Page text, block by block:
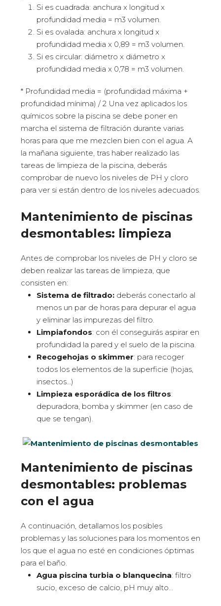
Si es cuadrada: anchura x longitud x
profundidad media = m3 volumen.
Si es ovalada: anchura x longitud x
profundidad media x 0,89 = m3 volumen.
Si es circular: diámetro x diámetro x
profundidad media x 0,78 = m3 volumen.
* Profundidad media = (profundidad máxima +
profundidad mínima) / 2 Una vez aplicados los
químicos sobre la piscina se debe poner en
marcha el sistema de filtración durante varias
horas para que me mezclen bien con el agua. A
la mañana siguiente, tras haber realizado las
tareas de limpieza de la piscina, deberás
comprobar de nuevo los niveles de PH y cloro
para ver si están dentro de los niveles adecuados.
Mantenimiento de piscinas
desmontables: limpieza
Antes de comprobar los niveles de PH y cloro se
deben realizar las tareas de limpieza, que
consisten en:
Sistema de filtrado: deberás conectarlo al
menos un par de horas para depurar el agua
y eliminar las impurezas del filtro.
Limpiafondos: con él conseguirás aspirar en
profundidad la pared y el suelo de la piscina.
Recogehojas o skimmer: para recoger
todos los elementos de la superficie (hojas,
insectos…)
Limpieza esporádica de los filtros:
depuradora, bomba y skimmer (en caso de
que se tengan).
Mantenimiento de piscinas
desmontables: problemas
con el agua
A continuación, detallamos los posibles
problemas y las soluciones para los momentos en
los que el agua no esté en condiciones óptimas
para el baño.
Agua piscina turbia o blanquecina: filtro
sucio, exceso de calcio, pH muy alto…